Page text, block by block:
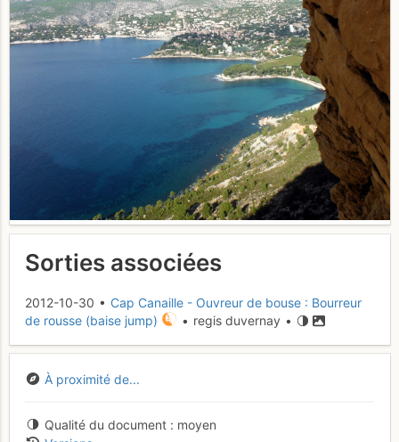
Sorties associées
2012-10-30 • Cap Canaille - Ouvreur de bouse : Bourreur
de rousse (baise jump)
• regis duvernay •
À proximité de...
Qualité du document
moyen